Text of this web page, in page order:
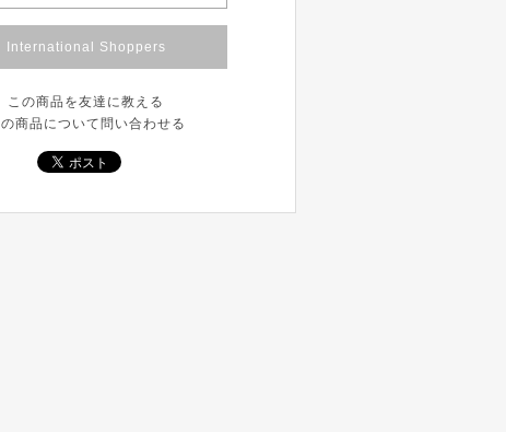
International Shoppers
この商品を友達に教える
商品について問い合わせる